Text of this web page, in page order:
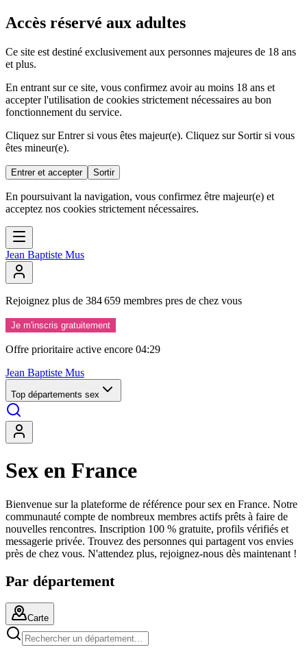
Accès réservé aux adultes
Ce site est destiné exclusivement aux personnes majeures de 18 ans
et plus.
En entrant sur ce site, vous confirmez avoir au moins 18 ans et
accepter l'utilisation de cookies strictement nécessaires au bon
fonctionnement du service.
Cliquez sur Entrer si vous êtes majeur(e). Cliquez sur Sortir si vous
êtes mineur(e).
Entrer et accepter Sortir
En poursuivant la navigation, vous confirmez être majeur(e) et
acceptez nos cookies strictement nécessaires.
Jean Baptiste Mus
Rejoignez plus de 384659 membres pres de chez vous
Je m'inscris gratuitement
Offre prioritaire active encore 04:26
Jean Baptiste Mus
Top départements sex
Sex en France
Bienvenue sur la plateforme de référence pour sex en France. Notre
communauté compte de nombreux membres actifs prêts à faire de
nouvelles rencontres. Inscription 100 % gratuite, profils vérifiés et
messagerie privée. Trouvez des personnes qui partagent vos envies
près de chez vous. N'attendez plus, rejoignez-nous dès maintenant !
Par département
Carte